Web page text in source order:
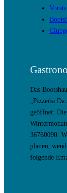
Das
„Pizzeria Da
geöffnet:
36760090.
planen,
folgende